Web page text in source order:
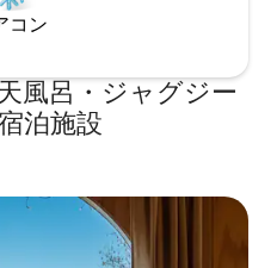
コン
風呂・ジャグジー
泊施設